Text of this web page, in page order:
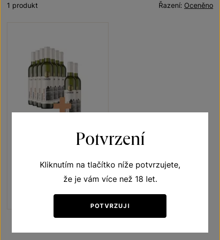
Oceněno
Řazení:
1 produkt
Terroir - toulky vinicemi
výběr z hroznů 2021
1 440 Kč
Potvrzení
Kliknutím na tlačítko níže potvrzujete,
že je vám více než 18 let.
POTVRZUJI